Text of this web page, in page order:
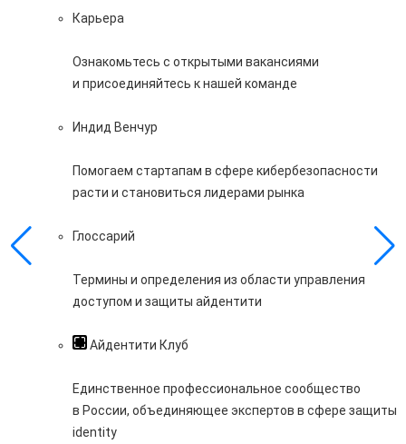
Карьера
Ознакомьтесь с открытыми вакансиями
и присоединяйтесь к нашей команде
Индид Венчур
Помогаем стартапам в сфере кибербезопасности
расти и становиться лидерами рынка
Глоссарий
Термины и определения из области управления
доступом и защиты айдентити
Айдентити Клуб
Единственное профессиональное сообщество
в России, объединяющее экспертов в сфере защиты
identity